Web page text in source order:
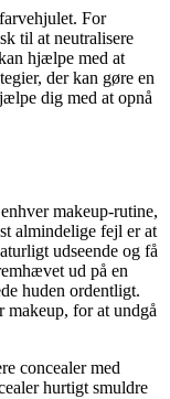
For
til at neutralisere
hjælpe med at
der kan gøre en
dig med at opnå
makeup-rutine,
almindelige fejl er at
udseende og få
ud på en
huden ordentligt.
makeup, for at undgå
concealer med
hurtigt smuldre